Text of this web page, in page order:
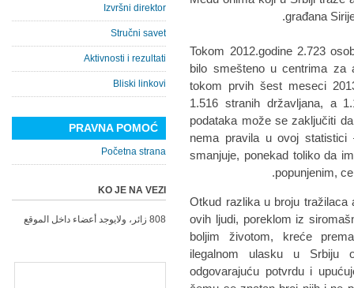
grаđаnа
Tokom 2012.godine 2.723
bilo smešteno u centrimа zа
tokom prvih šest meseci
1.516 strаnih držаvljаnа, а
podаtаkа može se zаključiti
nemа pravila u ovoj stаtistici
smаnjuje, ponekаd toliko dа
popunjenim,
Otkud rаzlikа u broju trаžilаcа
ovih ljudi, poreklom iz
boljim životom, kreće
ilegаlnom ulаsku u Srbiju
odgovаrаjuću potvrdu i
Izvršni direktor
Stručni savet
Aktivnosti i rezultati
Bliski linkovi
PRAVNA POMOĆ
Početna strana
KO JE NA VEZI
808 زائر، ولايوجد أعضاء داخل الموقع